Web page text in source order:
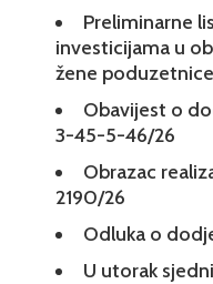
Preliminarne
investicijama u
žene poduzetnice
Obavijest o
3-45-5-46/26
Obrazac
2190/26
Odluka o
U utorak